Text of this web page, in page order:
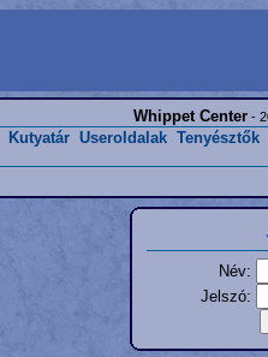
Whippet Center-
Kutyatár Useroldalak Tenyésztők
Név:
Jelszó: